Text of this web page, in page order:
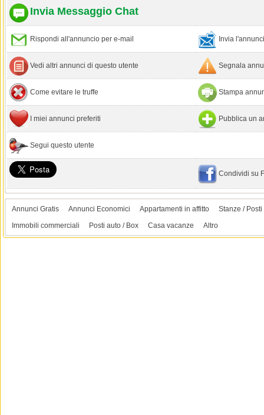
Invia Messaggio Chat
Rispondi all'annuncio per e-mail Invia
Vedi altri annunci di questo utente Segnala
Come evitare le truffe Stampa
I miei annunci preferiti Pubblica un
Segui questo utente
Condividi su
Annunci Gratis Annunci Economici Appartamenti in affitto
Stanze / Posti
Immobili commerciali
Posti auto / Box Casa vacanze Altro